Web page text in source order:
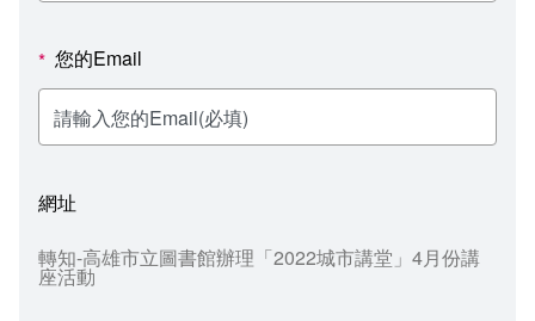
校園行事曆
報名系統
線上報名查詢
輔導處
研發處
秘書處出納組
秘書處文書組
外國語文學系
文化藝術學系
健康管理與促進學系
課程大綱
網路選課
校園行事曆
資訊服務線上報修系統
消耗品申請
教室‧會議室預約系統
線上報修最新消息
問卷調查
法令規章
政府公開資訊
常見問答
* 您的Email
網址
轉知-高雄市立圖書館辦理「2022城市講堂」4月份講
座活動